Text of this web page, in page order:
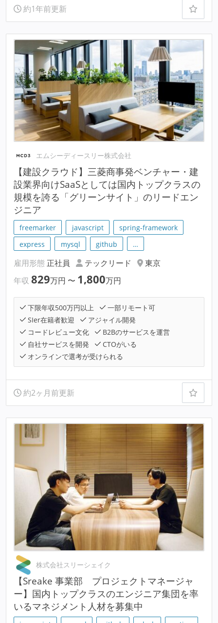
約1年前更新
エムシーディースリー株式会社
【建設クラウド】三菱商事発ベンチャー・建
設業界向けSaaSとしては国内トップクラスの
規模を誇る「グリーンサイト」のリードエン
ジニア
freemarker javascript
spring-framework
express
mysql github …
雇用形態 正社員 テックリード
東京
年収 829万円 〜 1,800万円
下限年収500万円以上
一部リモート可
SIer在籍者歓迎
アジャイル開発
コードレビュー文化
B2Bのサービスを運営
自社サービスを開発
CTOがいる
オンラインで選考が受けられる
約2ヶ月前更新
株式会社スリーシェイク
【Sreake 事業部 プロジェクトマネージャ
ー】国内トップクラスのエンジニア集団を率
いるマネジメント人材を募集中